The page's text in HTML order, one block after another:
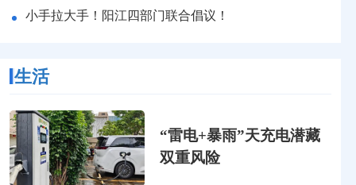
小手拉大手！阳江四部门联合倡议！
生活
“雷电+暴雨”天充电潜藏
双重风险